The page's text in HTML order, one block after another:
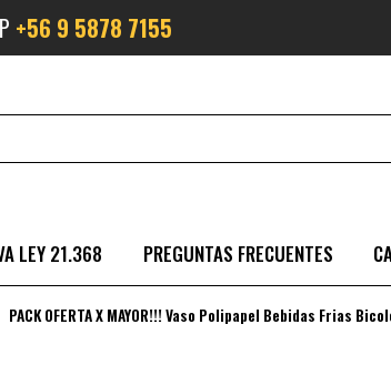
+56 9 5878 7155
LEY 21.368 PREGUNTAS FRECUENTES
PACK OFERTA X MAYOR!!! Vaso Polipapel Bebidas Frias